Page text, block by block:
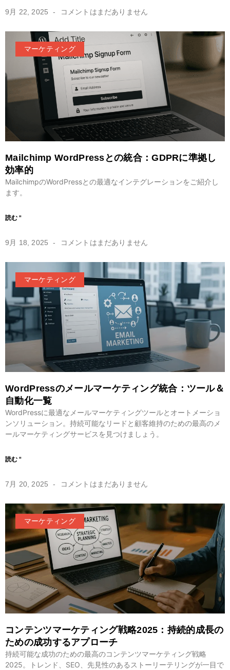
9月 22, 2025 コメントはまだありません
マーケティング
Mailchimp WordPressとの統合：GDPRに準拠し
効率的
MailchimpのWordPressとの最適なインテグレーションをご紹介し
ます。
読む "
9月 18, 2025 コメントはまだありません
マーケティング
WordPressのメールマーケティング統合：ツール＆
自動化一覧
WordPressに最適なメールマーケティングツールとオートメーショ
ンソリューション。持続可能なリードと顧客維持のための最高のメ
ールマーケティングサービスを見つけましょう。
読む "
7月 20, 2025 コメントはまだありません
マーケティング
コンテンツマーケティング戦略2025：持続的成長の
ための成功するアプローチ
持続可能な成功のための最高のコンテンツマーケティング戦略
2025。トレンド、SEO、先見性のあるストーリーテリングが一目で